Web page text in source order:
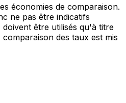
économies de comparaison.
ne pas être indicatifs
être utilisés qu'à titre
des taux est mis